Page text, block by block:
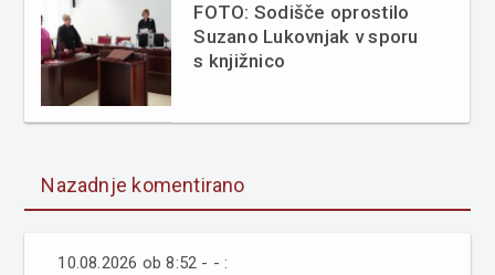
FOTO: Sodišče oprostilo
Suzano Lukovnjak v sporu
s knjižnico
Nazadnje komentirano
10.08.2026 ob 8:52 - - :